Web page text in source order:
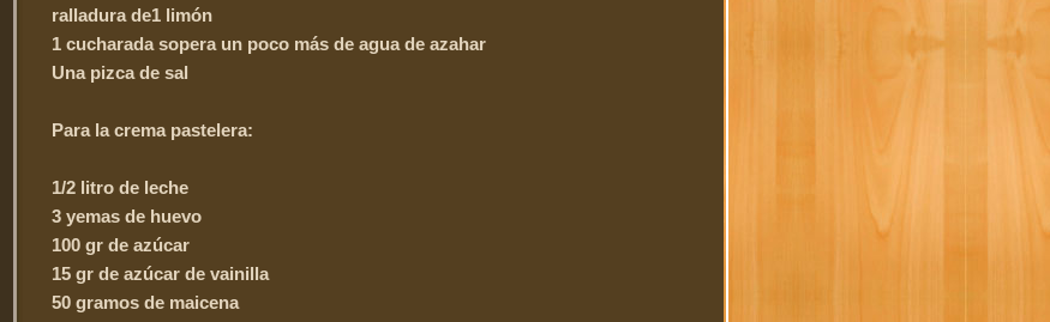
ralladura de1 limón
1 cucharada sopera un poco más de agua de azahar
Una pizca de sal
Para la crema pastelera:
1/2 litro de leche
3 yemas de huevo
100 gr de azúcar
15 gr de azúcar de vainilla
50 gramos de maicena